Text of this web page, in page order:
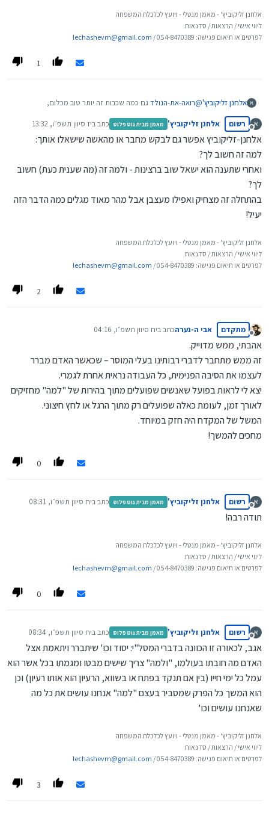
אלחנן זליקוביץ' - מאמן מנטלי - ויועץ לכלכלת המשפחה
ליווי אישי / הרצאות / סדנאות
לפרטים או תיאום פגישה: 054-8470389 /
lechashevm@gmail.com
1
אלחנן זליקוביץ'@רואה-את-הנולדגם כמה שכבות זה יותר טוב מכלום,
מנותק
רשום אלחנן זליקוביץ' מאמן מבית גוט פלוס כתב ביז סיוון תשפ״ו, 13:32
נערך לאחרונה על ידי
אלחנן-זליקוביץ אפשר גם לבקש מחבר או מהאשה שישאלו אותך:
למה זה חשוב לך?
ואחרי שתענה הוא ישאל שוב ברצינות - ולמה זה (מה שענית כעת) חשוב
לך?
בהתחלה זה מצחיק ואפילו מעצבן אבל מהר מאוד מגלים כמה הדבר הזה
יעיל!
אלחנן זליקוביץ' - מאמן מנטלי - ויועץ לכלכלת המשפחה
ליווי אישי / הרצאות / סדנאות
לפרטים או תיאום פגישה: 054-8470389 /
lechashevm@gmail.com
2
מנותק
מתקדם אבי ה-נערהכתב ביח סיוון תשפ״ו, 04:16
נערך לאחרונה על ידי
אהבתי, ממש מדוייק.
זה ממש מתחבר לדברי רבותינו בעלי המוסר – שכאשר האדם מברר
לעצמו את הסיבה הפנימית, כל העבודה נראית אחרת לגמרי.
יצא לי לראות בפועל שאנשים שפועלים מתוך בהירות של "למה" מחזיקים
לאורך זמן, לעומת כאלה שפועלים רק מתוך הרגל או לחץ חיצוני.
המשל של המקדח היה חזק במיוחד.
מחכים להמשך!
0
מנותק
רשום אלחנן זליקוביץ' מאמן מבית גוט פלוס כתב ביח סיוון תשפ״ו, 08:31
נערך לאחרונה על ידי
תודה רבה!
אלחנן זליקוביץ' - מאמן מנטלי - ויועץ לכלכלת המשפחה
ליווי אישי / הרצאות / סדנאות
לפרטים או תיאום פגישה: 054-8470389 /
lechashevm@gmail.com
0
מנותק
רשום אלחנן זליקוביץ' מאמן מבית גוט פלוס כתב ביח סיוון תשפ״ו, 08:34
נערך לאחרונה על ידי
אגב, לכאורה זו הכוונה בדברי המסל"י: יסוד וכו' שיתברר ויתאמת אצל
האדם מה חובתו בעולמו, "ולמה" צריך שישים מבטו ומגמתו בכל אשר הוא
עמל כל ימי חייו (בין אם תנקד בפתח או בשווא, הרעיון הוא אותו רעיון) וכן
הוא המשך כל הפרק שמסביר בעצם "למה" אנחנו עושים את כל מה
שאנחנו עושים וכו'
אלחנן זליקוביץ' - מאמן מנטלי - ויועץ לכלכלת המשפחה
ליווי אישי / הרצאות / סדנאות
לפרטים או תיאום פגישה: 054-8470389 /
lechashevm@gmail.com
3